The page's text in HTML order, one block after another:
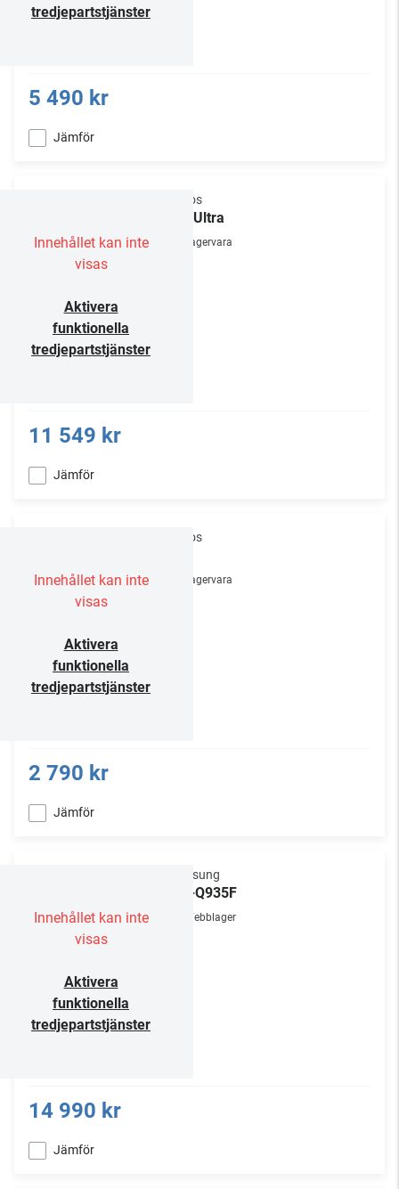
tredjepartstjänster
5 490 kr
Jämför
Innehållet kan inte
visas
Aktivera
funktionella
tredjepartstjänster
Sonos
Arc Ultra
Lagervara
11 549 kr
Jämför
Innehållet kan inte
visas
Aktivera
funktionella
tredjepartstjänster
Sonos
Lagervara
2 790 kr
Jämför
Innehållet kan inte
visas
Aktivera
funktionella
tredjepartstjänster
Samsung
HW-Q935F
Webblager
14 990 kr
Jämför